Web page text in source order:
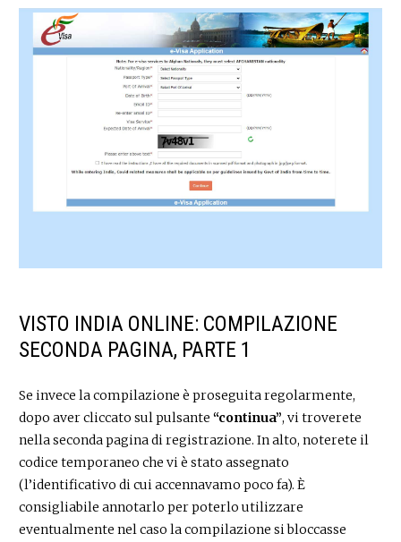
VISTO INDIA ONLINE: COMPILAZIONE
SECONDA PAGINA, PARTE 1
Se invece la compilazione è proseguita regolarmente,
dopo aver cliccato sul pulsante “continua”, vi troverete
nella seconda pagina di registrazione. In alto, noterete il
codice temporaneo che vi è stato assegnato
(l’identificativo di cui accennavamo poco fa). È
consigliabile annotarlo per poterlo utilizzare
eventualmente nel caso la compilazione si bloccasse